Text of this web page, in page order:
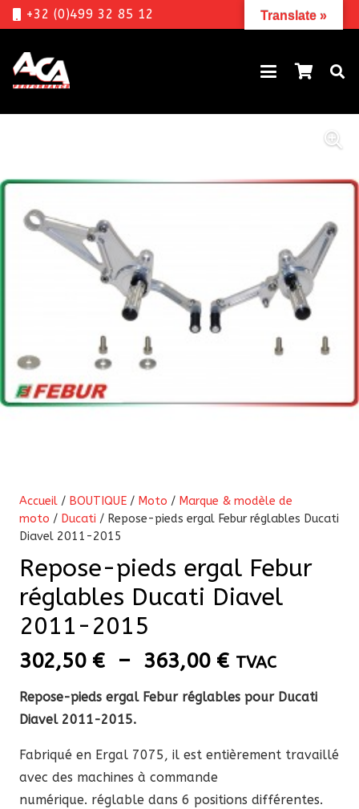
+32 (0)499 32 85 12
Accueil / BOUTIQUE / Moto / Marque & modèle de
moto / Ducati / Repose-pieds ergal Febur réglables Ducati
Diavel 2011-2015
Repose-pieds ergal Febur
réglables Ducati Diavel
2011-2015
302,50 € – 363,00 €Plage
prix :
à
TVAC
Repose-pieds ergal Febur réglables pour Ducati
Diavel 2011-2015.
Fabriqué en Ergal 7075, il est entièrement travaillé
avec des machines à commande
numérique. réglable dans 6 positions différentes.
Translate »